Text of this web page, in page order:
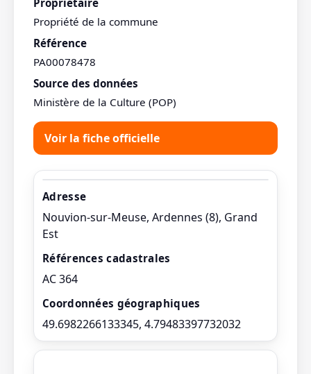
Propriété de la commune
Référence
PA00078478
Source des données
Ministère de la Culture (POP)
Voir la fiche officielle
Adresse
Nouvion-sur-Meuse, Ardennes (8), Grand
Est
Références cadastrales
AC 364
Coordonnées géographiques
49.6982266133345, 4.79483397732032